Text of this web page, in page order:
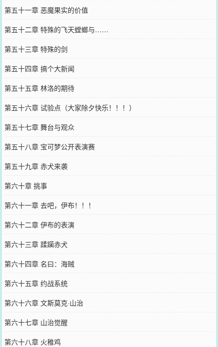
第五十一章 恶魔果实的价值
第五十二章 特殊的飞天螳螂与……
第五十三章 特殊的剑
第五十四章 搞个大新闻
第五十五章 林洛的期待
第五十六章 试验点（大家除夕快乐！！！）
第五十七章 舞台与观众
第五十八章 宝可梦公开表演赛
第五十九章 赤犬来袭
第六十章 挑事
第六十一章 去吧，伊布！！！
第六十二章 伊布的表演
第六十三章 蹂躏赤犬
第六十四章 名曰：海贼
第六十五章 约战系统
第六十六章 文斯莫克·山治
第六十七章 山治觉醒
第六十八章 火稚鸡